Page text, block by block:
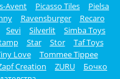
Avent Picasso Tiles
Pielsa
Ravensburger
Recaro
Sevi Silverlit
Simba Toys
Star Stor
Taf Toys
Love
Tommee Tippee
Creation ZURU
Бочко